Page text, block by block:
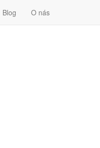
Blog O nás